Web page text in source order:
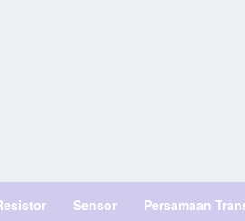
Sensor Persamaan